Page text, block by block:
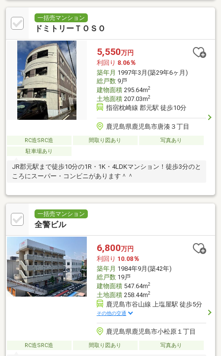
一括売マンション
ドミトリーＴＯＳＯ
5,550万円
利回り 8.06％
築年月 1997年3月(築29年6ヶ月)
総戸数9戸
建物面積295.64m2
土地面積207.03m2
指宿枕崎線 郡元駅 徒歩10分
鹿児島県鹿児島市唐湊３丁目
RC造SRC造 間取り図あり
写真あり
駐車場あり
JR郡元駅まで徒歩10分の1R・1K・4LDKマンション！徒歩3分のと
ころにスーパー・コンビニがあります＾＾
一括売マンション
全警ビル
6,800万円
利回り 10.08％
築年月 1984年9月(築42年)
総戸数19戸
建物面積547.64m2
土地面積258.44m2
鹿児島市谷山線 上塩屋駅 徒歩5分
その他の交通
鹿児島県鹿児島市小松原１丁目
RC造SRC造 間取り図あり 写真あり